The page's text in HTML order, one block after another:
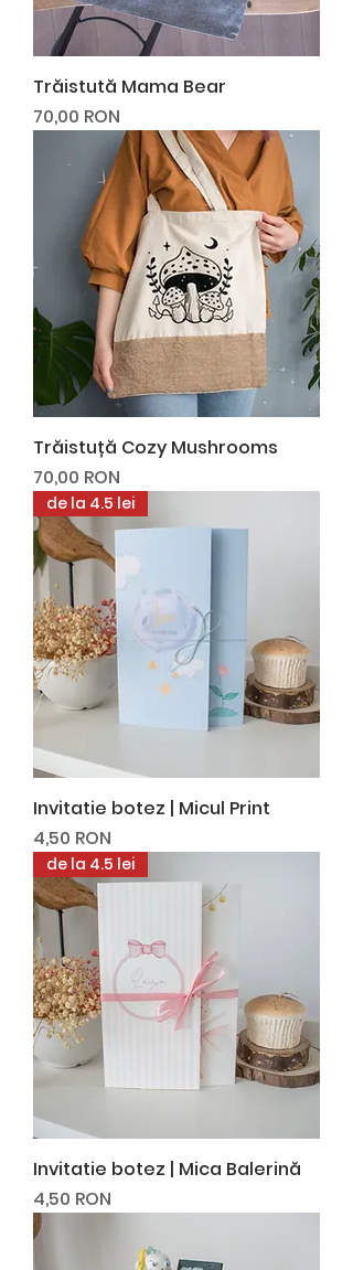
Trăistută Mama Bear
Preț
70,00 RON
Trăistuță Cozy Mushrooms
Preț
70,00 RON
de la 4.5 lei
Invitatie botez | Micul Print
Preț
4,50 RON
de la 4.5 lei
Invitatie botez | Mica Balerină
Preț
4,50 RON